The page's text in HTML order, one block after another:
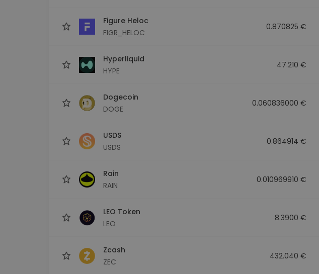
Figure Heloc
FIGR_HELOC
0.870825 €
Hyperliquid
HYPE
47.210 €
Dogecoin
DOGE
0.060836000 €
USDS
USDS
0.864914 €
Rain
RAIN
0.010969910 €
LEO Token
LEO
8.3900 €
Zcash
ZEC
432.040 €